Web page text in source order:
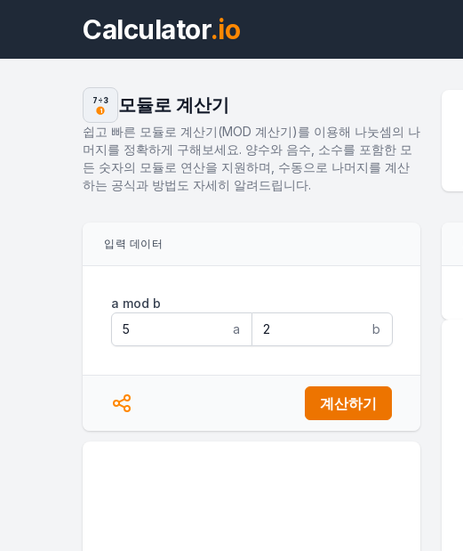
Calculator.io
7÷3
1 모듈로 계산기
쉽고 빠른 모듈로 계산기(MOD 계산기)를 이용해 나눗셈의 나
머지를 정확하게 구해보세요. 양수와 음수, 소수를 포함한 모
든 숫자의 모듈로 연산을 지원하며, 수동으로 나머지를 계산
하는 공식과 방법도 자세히 알려드립니다.
입력 데이터
a mod b
a
b
계산하기